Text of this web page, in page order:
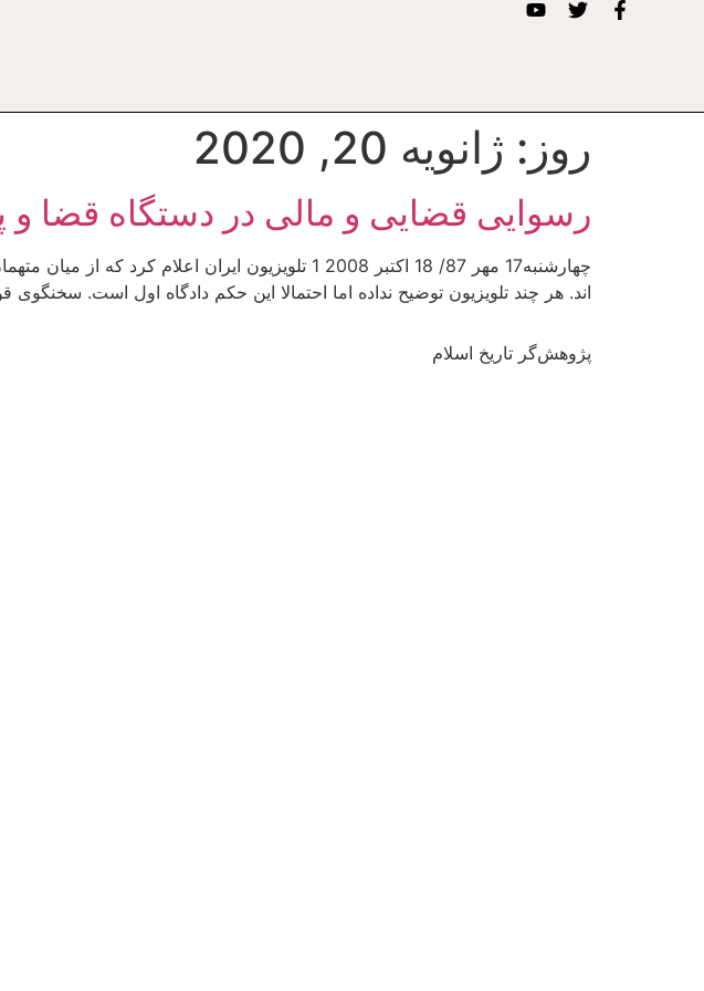
روز: ژانویه 20, 2020
رسوایی قضایی و مالی در دستگاه قضا و
چهارشنبه17 مهر 87/ 18 اکتبر 2008 1 تلویزیون
اند. هر چند تلویزیون توضیح نداده اما احتمالا این حکم دادگاه اول است.
پژوهش‌گر تاریخ اسلام